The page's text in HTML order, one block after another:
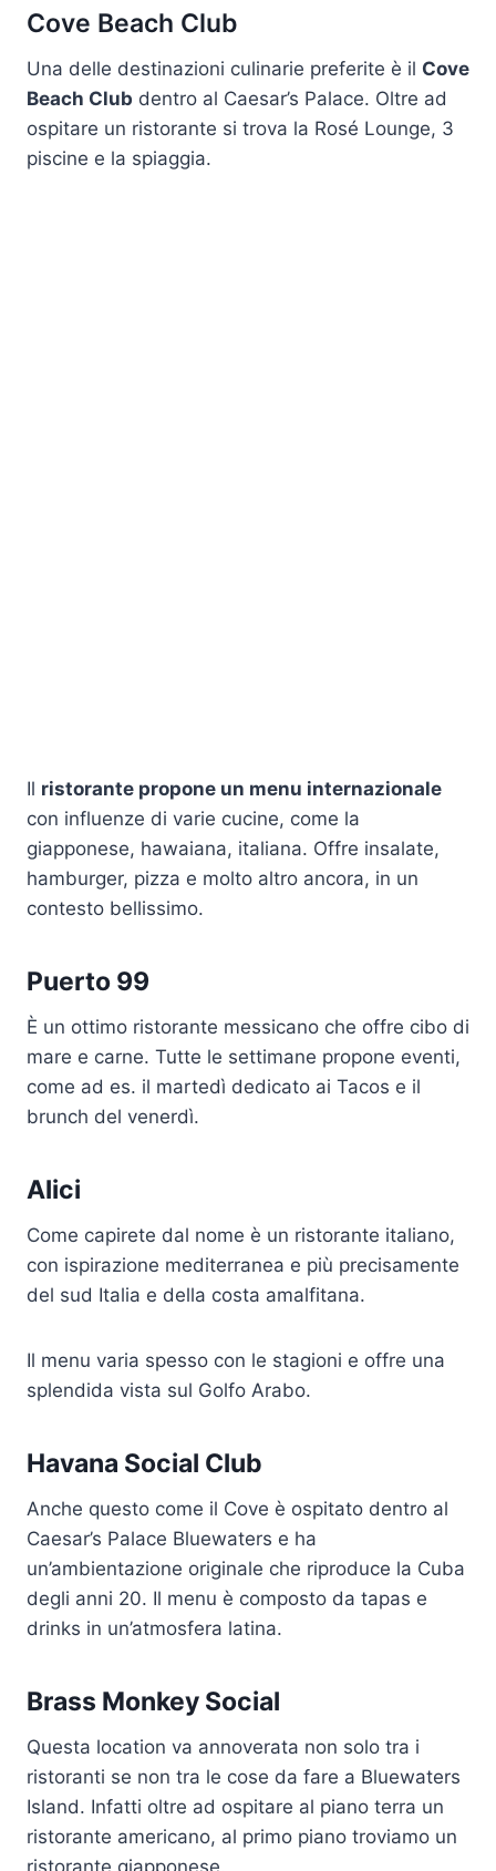
Cove Beach Club
Una delle destinazioni culinarie preferite è il Cove
Beach Club dentro al Caesar’s Palace. Oltre ad
ospitare un ristorante si trova la Rosé Lounge, 3
piscine e la spiaggia.
Il ristorante propone un menu internazionale
con influenze di varie cucine, come la
giapponese, hawaiana, italiana. Offre insalate,
hamburger, pizza e molto altro ancora, in un
contesto bellissimo.
Puerto 99
È un ottimo ristorante messicano che offre cibo di
mare e carne. Tutte le settimane propone eventi,
come ad es. il martedì dedicato ai Tacos e il
brunch del venerdì.
Alici
Come capirete dal nome è un ristorante italiano,
con ispirazione mediterranea e più precisamente
del sud Italia e della costa amalfitana.
Il menu varia spesso con le stagioni e offre una
splendida vista sul Golfo Arabo.
Havana Social Club
Anche questo come il Cove è ospitato dentro al
Caesar’s Palace Bluewaters e ha
un’ambientazione originale che riproduce la Cuba
degli anni 20. Il menu è composto da tapas e
drinks in un’atmosfera latina.
Brass Monkey Social
Questa location va annoverata non solo tra i
ristoranti se non tra le cose da fare a Bluewaters
Island. Infatti oltre ad ospitare al piano terra un
ristorante americano, al primo piano troviamo un